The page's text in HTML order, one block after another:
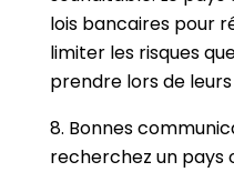
lois bancaires pour
limiter les risques
prendre lors de
8. Bonnes
recherchez un